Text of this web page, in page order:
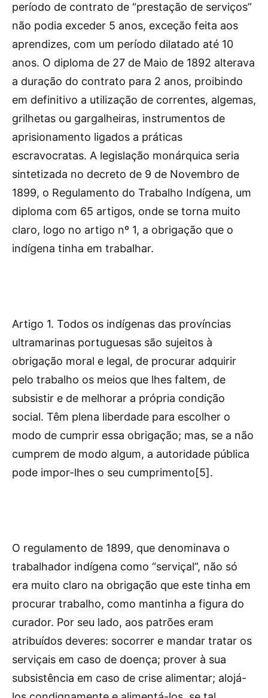
período de contrato de “prestação de serviços”
não podia exceder 5 anos, exceção feita aos
aprendizes, com um período dilatado até 10
anos. O diploma de 27 de Maio de 1892 alterava
a duração do contrato para 2 anos, proibindo
em definitivo a utilização de correntes, algemas,
grilhetas ou gargalheiras, instrumentos de
aprisionamento ligados a práticas
escravocratas. A legislação monárquica seria
sintetizada no decreto de 9 de Novembro de
1899, o Regulamento do Trabalho Indígena, um
diploma com 65 artigos, onde se torna muito
claro, logo no artigo nº 1, a obrigação que o
indígena tinha em trabalhar.
Artigo 1. Todos os indígenas das províncias
ultramarinas portuguesas são sujeitos à
obrigação moral e legal, de procurar adquirir
pelo trabalho os meios que lhes faltem, de
subsistir e de melhorar a própria condição
social. Têm plena liberdade para escolher o
modo de cumprir essa obrigação; mas, se a não
cumprem de modo algum, a autoridade pública
pode impor-lhes o seu cumprimento[5].
O regulamento de 1899, que denominava o
trabalhador indígena como “serviçal”, não só
era muito claro na obrigação que este tinha em
procurar trabalho, como mantinha a figura do
curador. Por seu lado, aos patrões eram
atribuídos deveres: socorrer e mandar tratar os
serviçais em caso de doença; prover à sua
subsistência em caso de crise alimentar; alojá-